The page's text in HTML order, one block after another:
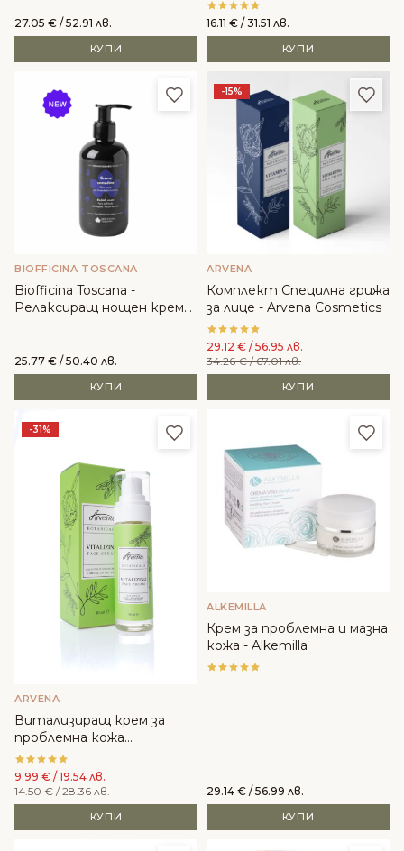
27.05 € / 52.91 лв.
КУПИ
16.11 € / 31.51 лв.
КУПИ
Добави в любими
BIOFFICINA TOSCANA
Biofficina Toscana -
Релаксиращ нощен крем
25.77 € / 50.40 лв.
КУПИ
-15%
ARVENA
Комплект Специлна грижа
за лице - Arvena Cosmetics
29.12 € / 56.95 лв.
34.26€/ 67.01 лв.
КУПИ
-31% Добави в любими
ARVENA
Витализиращ крем за
проблемна кожа
Ботаникълс - Arvena
Cosmetics
9.99 € / 19.54 лв.
14.50€/ 28.36 лв.
КУПИ
ALKEMILLA
Крем за проблемна и мазна
кожа - Alkemilla
29.14 € / 56.99 лв.
КУПИ